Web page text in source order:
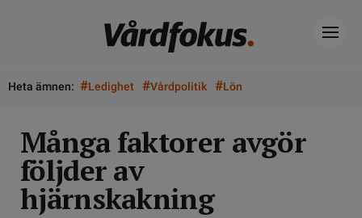
Heta ämnen: #Ledighet #Vårdpolitik #Lön
Många faktorer avgör
följder av
hjärnskakning